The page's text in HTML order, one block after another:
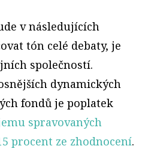
v následujících
tón celé debaty, je
společností.
dynamických
fondů je poplatek
spravovaných
procent ze zhodnocení.